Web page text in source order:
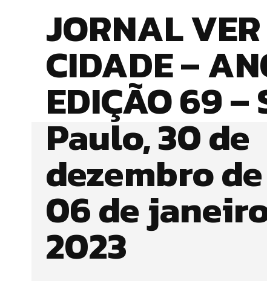
JORNAL
CIDADE –
EDIÇÃO 69 –
Paulo, 30 de
dezembro
06 de
2023